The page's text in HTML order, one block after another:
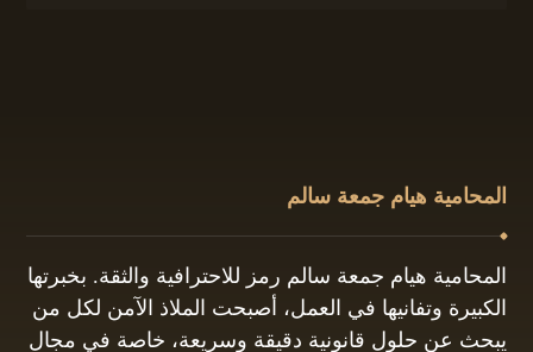
المحامية هيام جمعة سالم
المحامية هيام جمعة سالم رمز للاحترافية والثقة. بخبرتها
الكبيرة وتفانيها في العمل، أصبحت الملاذ الآمن لكل من
يبحث عن حلول قانونية دقيقة وسريعة، خاصة في مجال